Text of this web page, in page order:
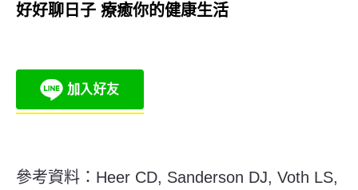
好好聊日子 療癒你的健康生活
參考資料： Heer CD, Sanderson DJ, Voth LS,